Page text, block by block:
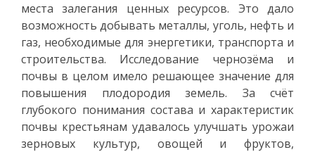
места залегания ценных ресурсов. Это дало
возможность добывать металлы, уголь, нефть и
газ, необходимые для энергетики, транспорта и
строительства. Исследование чернозёма и
почвы в целом имело решающее значение для
повышения плодородия земель. За счёт
глубокого понимания состава и характеристик
почвы крестьянам удавалось улучшать урожаи
зерновых культур, овощей и фруктов,